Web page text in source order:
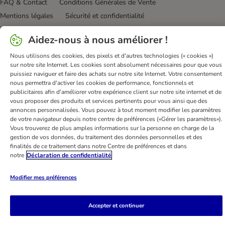
FAQ & Contact
Conditions Générales de Vente
Mentions légales
Sécurité et confidentialité
Dispositions sur l’élimination des déchets
Frais et délai de livraison
Modes de paiement
Renoncer au contrat ici
Programme de fidélité
Application mobile
Programme d'affiliation
Déclaration d'accessibilité
bitiba GmbH 2026
Aidez-nous à nous améliorer !
Nous utilisons des cookies, des pixels et d'autres technologies (« cookies »)
sur notre site Internet. Les cookies sont absolument nécessaires pour que vous
puissiez naviguer et faire des achats sur notre site Internet. Votre consentement
nous permettra d'activer les cookies de performance, fonctionnels et
publicitaires afin d'améliorer votre expérience client sur notre site internet et de
vous proposer des produits et services pertinents pour vous ainsi que des
annonces personnalisées. Vous pouvez à tout moment modifier les paramètres
de votre navigateur depuis notre centre de préférences («Gérer les paramètres»).
Vous trouverez de plus amples informations sur la personne en charge de la
gestion de vos données, du traitement des données personnelles et des
finalités de ce traitement dans notre Centre de préférences et dans
notre Déclaration de confidentialité
Modifier mes préférences
Accepter et continuer